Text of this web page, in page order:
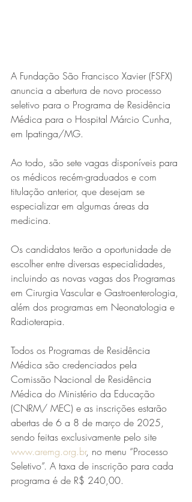
Gerais
Projeto abre inscrições para
formar grupo de teatro cristão
no Vale do Aço
Série MPB abre temporada de
shows em Ipatinga com Flávio
Venturini
A Fundação São Francisco Xavier (FSFX)
anuncia a abertura de novo processo
seletivo para o Programa de Residência
Médica para o Hospital Márcio Cunha,
em Ipatinga/MG.
Ao todo, são sete vagas disponíveis para
os médicos recém-graduados e com
titulação anterior, que desejam se
especializar em algumas áreas da
medicina.
Os candidatos terão a oportunidade de
escolher entre diversas especialidades,
incluindo as novas vagas dos Programas
em Cirurgia Vascular e Gastroenterologia,
além dos programas em Neonatologia e
Radioterapia.
Todos os Programas de Residência
Médica são credenciados pela
Comissão Nacional de Residência
Médica do Ministério da Educação
(CNRM/ MEC) e as inscrições estarão
abertas de 6 a 8 de março de 2025,
sendo feitas exclusivamente pelo site
www.aremg.org.br, no menu “Processo
Seletivo”. A taxa de inscrição para cada
programa é de R$ 240,00.